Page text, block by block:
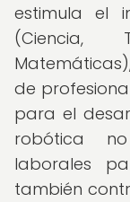
estimula el
(Ciencia,
de
para el
robótica
laborales
también